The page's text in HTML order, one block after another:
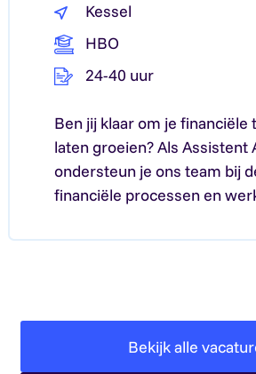
Kessel
HBO
24-40 uur
Ben jij klaar om je financiële
laten groeien? Als Assistent
ondersteun je ons team bij
financiële processen en
Bekijk alle